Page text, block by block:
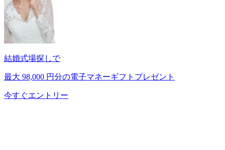
結婚式場探しで
最大 98,000 円分の電子マネーギフトプレゼント
今すぐエントリー